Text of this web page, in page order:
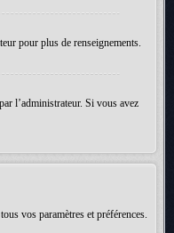
pour plus de renseignements.
l’administrateur. Si vous avez
vos paramètres et préférences.